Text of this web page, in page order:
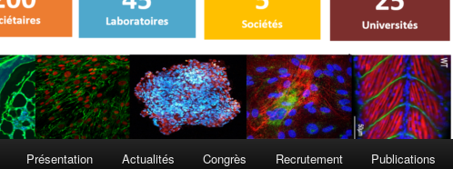
Présentation Actualités Congrès Recrutement Publications